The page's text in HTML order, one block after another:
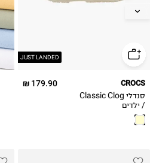
JUST LANDED
32-33
36-37
179.90 ₪ CROCS
סנדלי Classic Clog
/ ילדים